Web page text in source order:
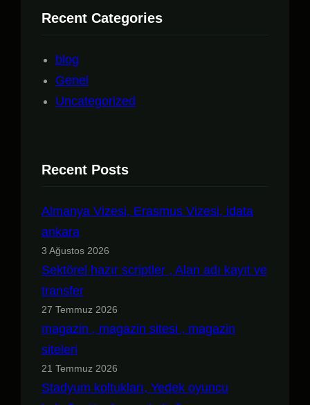
Recent Categories
blog
Genel
Uncategorized
Recent Posts
Almanya Vizesi, Erasmus Vizesi, idata
ankara
3 Ağustos 2026
Sektörel hazır scriptler , Alan adı kayıt ve
transfer
27 Temmuz 2026
magazin , magazin sitesi , magazin
siteleri
21 Temmuz 2026
Stadyum koltukları, Yedek oyuncu